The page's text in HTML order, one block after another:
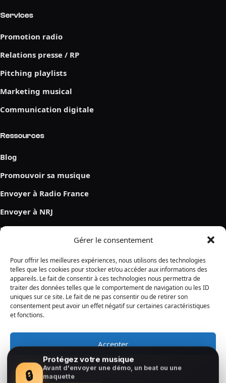
Gérer le consentement
Pour offrir les meilleures expériences, nous utilisons des technologies
telles que les cookies pour stocker et/ou accéder aux informations des
appareils. Le fait de consentir à ces technologies nous permettra de
traiter des données telles que le comportement de navigation ou les ID
uniques sur ce site. Le fait de ne pas consentir ou de retirer son
consentement peut avoir un effet négatif sur certaines caractéristiques
et fonctions.
Accepter
Refuser
Services
Promotion radio
Relations presse / RP
Pitching playlists
Marketing musical
Communication digitale
Ressources
Blog
Promouvoir sa musique
Envoyer à Radio France
Envoyer à NRJ
Envoyer à Skyrock
Contacter les curateurs
Identifiez les bons curateurs, envoyez vos titres de manière
ciblée et obtenez des retours qualifiés avant diffusion.
©Beathoven. Tous droits réservés.
🔒
Protégez votre musique
Avant d'envoyer une démo, un beat ou une
maquette